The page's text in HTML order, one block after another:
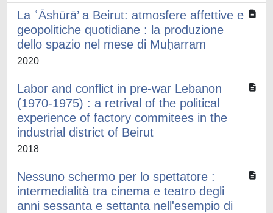
La ʿĀshūrā’ a Beirut: atmosfere affettive e
geopolitiche quotidiane : la produzione
dello spazio nel mese di Muḥarram
2020
Labor and conflict in pre-war Lebanon
(1970-1975) : a retrival of the political
experience of factory commitees in the
industrial district of Beirut
2018
Nessuno schermo per lo spettatore :
intermedialità tra cinema e teatro degli
anni sessanta e settanta nell'esempio di